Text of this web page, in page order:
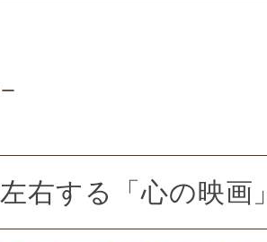
右する「心の映画」